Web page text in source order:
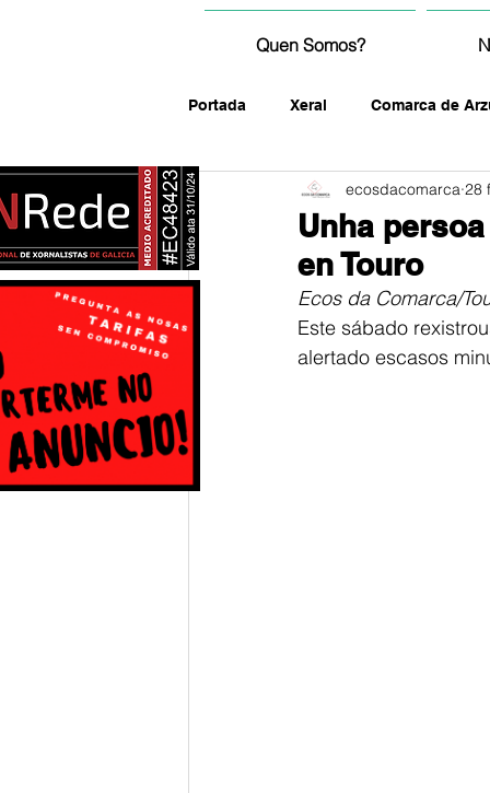
Quen Somos?
Portada Xeral Comarca de
fotografía
Unha
en Touro
ecosdacomarca 28
Ecos da Comarca/
Este sábado
alertado escasos